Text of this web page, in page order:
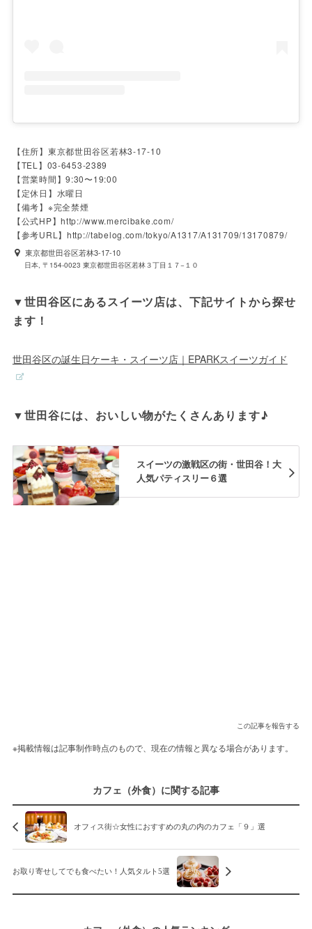
【住所】東京都世田谷区若林3-17-10
【TEL】03-6453-2389
【営業時間】9:30〜19:00
【定休日】水曜日
【備考】※完全禁煙
【公式HP】http://www.mercibake.com/
【参考URL】http://tabelog.com/tokyo/A1317/A131709/13170879/
東京都世田谷区若林3-17-10
日本, 〒154-0023 東京都世田谷区若林３丁目１７−１０
▼世田谷区にあるスイーツ店は、下記サイトから探せ
ます！
世田谷区の誕生日ケーキ・スイーツ店｜EPARKスイーツガイド
▼世田谷には、おいしい物がたくさんあります♪
スイーツの激戦区の街・世田谷！大
人気パティスリー６選
この記事を報告する
※掲載情報は記事制作時点のもので、現在の情報と異なる場合があります。
カフェ（外食）に関する記事
オフィス街☆女性におすすめの丸の内のカフェ「９」選
お取り寄せしてでも食べたい！人気タルト5選